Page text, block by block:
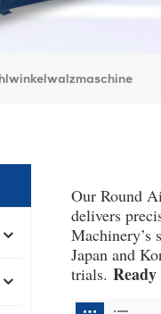
Our Round
delivers
Machinery’s
Japan and
trials.